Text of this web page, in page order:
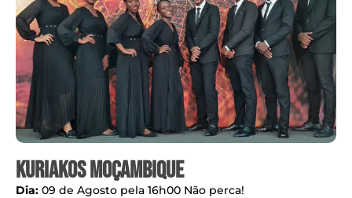
Kuriakos Moçambique
Dia: 09 de Agosto pela 16h00 Não perca!